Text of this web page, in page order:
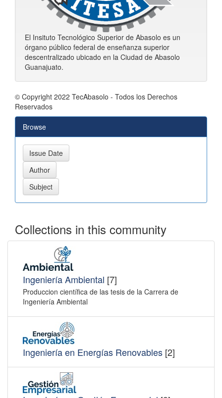
El Insituto Tecnológico Superior de Abasolo es un
órgano público federal de enseñanza superior
descentralizado ubicado en la Ciudad de Abasolo
Guanajuato.
© Copyright 2022 TecAbasolo - Todos los Derechos
Reservados
Browse
Collections in this community
Ingeniería Ambiental [7]
Produccion científica de las tesis de la Carrera de
Ingeniería Ambiental
Ingeniería en Energías Renovables [2]